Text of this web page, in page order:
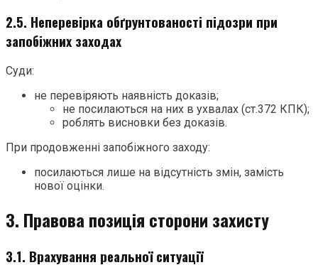
2.5. Неперевірка обґрунтованості підозри при
запобіжних заходах
Суди:
не перевіряють наявність доказів;
не посилаються на них в ухвалах (ст.372 КПК);
роблять висновки без доказів.
При продовженні запобіжного заходу:
посилаються лише на відсутність змін, замість
нової оцінки.
3. Правова позиція сторони захисту
3.1. Врахування реальної ситуації